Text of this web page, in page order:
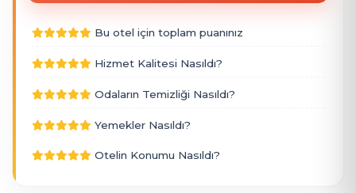
Bu otel için toplam puanınız
Hizmet Kalitesi Nasıldı?
Odaların Temizliği Nasıldı?
Yemekler Nasıldı?
Otelin Konumu Nasıldı?